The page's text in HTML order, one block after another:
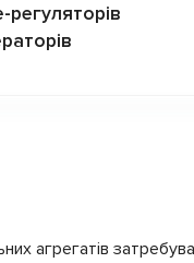
регуляторів
агрегатів